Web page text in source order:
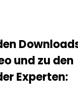
und zu den
Experten: